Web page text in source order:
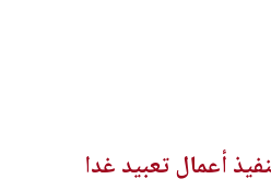
أعمال تعبيد غدا